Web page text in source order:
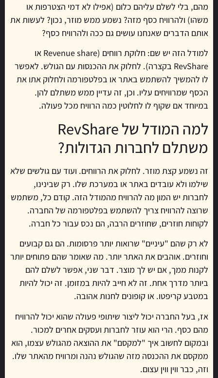
מהם, בלי לשלם עליהם כלום (אפילו לא דמי הצטרפות או
משהו) ולהרוויח כסף מזה? נשמע ממש מוזר, נכון? לעשות את
אותם הדברים שאנחנו עושים גם ככה ולהרוויח כסף?
למודל הזה יש שם: חלוקת רווחים (Revenue share או
RevShare בקצרה). לחלוק את ההכנסות עם הגולש. לאפשר
לו להמשיך להשתמש באתר או בפלטפורמה ולחלוק אתו את
הכסף שמרוויחים עליו. וכן, זה עדיין ממש משתלם להן.
במיוחד אם שקוף לו לחלוטין כמה הרוויח מכל פעולה.
למה המודל של RevShare
משתלם לחברות הגדולות?
זה נשמע קצת מוזר. לחלוק את הרווחים. ועוד עם גולשים שלא
שילמו ולא עובדים באתר או במערכת שלו. רק שבינינו,
לחברות יש המון מה להרוויח מהמודל הזה. קודם כל, משתמש
שרוצה להרוויח צריך להשתמש בפלטפורמה של החברה.
לקוחות חוזרים, שחוזרים הרבה, הם נכס עבור כל חברה.
לא רק שהם "עיניים" שרואות יותר פרסומות. הם גם קבועים
וחוזרים. אוהבים את האתר יותר. מה שאומר שהם פתוחים יותר
לקנות ממך, אם יש לך מוצר. דבר שני, אפשר לשלם להם
ביותר מדרך אחת. זה לא חייב להיות במזומן. זה יכול להיות
במטבע קריפטו. או קופונים לחנות אהובה.
אז, בעל החברה יכול ליצור שיתופי פעולה שהוא יכול להרוויח
מהם כסף. הרי הוא עוזר לחברות ועסקים אחרים למכור.
ובמקום לחשוב איך "למקסם" את ההוצאה מהגולש עצמו, הוא
ממקסם את ההכנסה מזה שהגולש נהנה ומרוויח מהאתר שלו.
וזה, כבר ווין ווין עצום.